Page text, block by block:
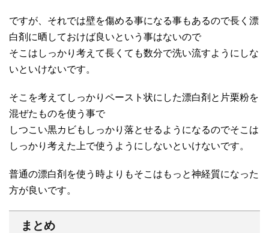
ですが、それでは壁を傷める事になる事もあるので長く漂
白剤に晒しておけば良いという事はないので
そこはしっかり考えて長くても数分で洗い流すようにしな
いといけないです。
そこを考えてしっかりペースト状にした漂白剤と片栗粉を
混ぜたものを使う事で
しつこい黒カビもしっかり落とせるようになるのでそこは
しっかり考えた上で使うようにしないといけないです。
普通の漂白剤を使う時よりもそこはもっと神経質になった
方が良いです。
まとめ